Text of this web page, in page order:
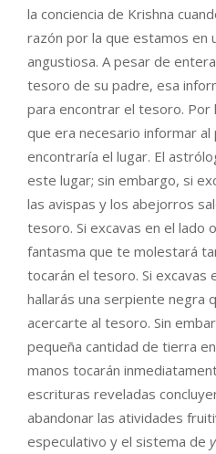
la conciencia de Krishna
razón por la que estamos en
angustiosa. A pesar de
tesoro de su padre, esa
para encontrar el tesoro.
que era necesario informar
encontraría el lugar. El
este lugar; sin embargo, si
las avispas y los abejorros
tesoro. Si excavas en el lado
fantasma que te molestará
tocarán el tesoro. Si excavas
hallarás una serpiente negra
acercarte al tesoro. Sin
pequeña cantidad de tierra
manos tocarán
escrituras reveladas
abandonar las atividades
especulativo y el sistema de